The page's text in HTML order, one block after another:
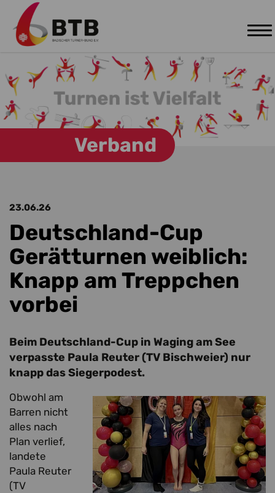
Zum Hauptinhalt springen
Verband
23.06.26
Deutschland-Cup
Gerätturnen weiblich:
Knapp am Treppchen
vorbei
Beim Deutschland-Cup in Waging am See
verpasste Paula Reuter (TV Bischweier) nur
knapp das Siegerpodest.
Obwohl am
Barren nicht
alles nach
Plan verlief,
landete
Paula Reuter
(TV